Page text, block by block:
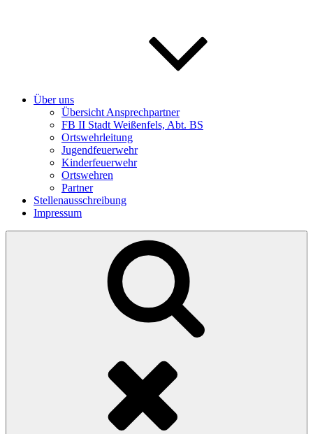
Über uns
Übersicht Ansprechpartner
FB II Stadt Weißenfels, Abt. BS
Ortswehrleitung
Jugendfeuerwehr
Kinderfeuerwehr
Ortswehren
Partner
Stellenausschreibung
Impressum